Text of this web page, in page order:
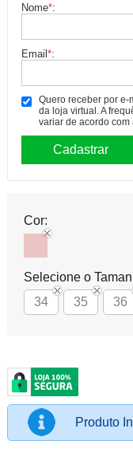
Nome*:
Email*:
Quero receber por
da loja virtual. A
variar de acordo com
Cor:
Selecione o
34
35 36
Produto